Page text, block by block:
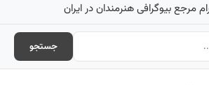
مرجع بیوگرافی هنرمندان در ایران
جستجو